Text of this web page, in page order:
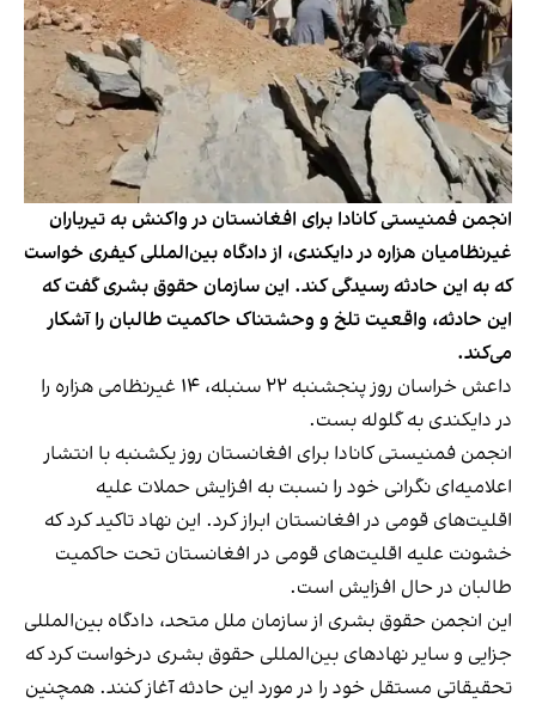
انجمن فمنیستی کانادا برای افغانستان در واکنش به تیرباران
غیرنظامیان هزاره در دایکندی، از دادگاه بین‌المللی کیفری خواست
که به این حادثه رسیدگی کند. این سازمان حقوق بشری گفت که
این حادثه، واقعیت تلخ و وحشتناک حاکمیت طالبان را آشکار
می‌کند.
داعش خراسان روز پنجشنبه ۲۲ سنبله، ۱۴ غیرنظامی هزاره را
در دایکندی به گلوله بست.
انجمن فمنیستی کانادا برای افغانستان روز یکشنبه با انتشار
اعلامیه‌ای نگرانی خود را نسبت به افزایش حملات علیه
اقلیت‌های قومی در افغانستان ابراز کرد. این نهاد تاکید کرد که
خشونت علیه اقلیت‌های قومی در افغانستان تحت حاکمیت
طالبان در حال افزایش است.
این انجمن حقوق بشری از سازمان ملل متحد، دادگاه بین‌المللی
جزایی و سایر نهادهای بین‌المللی حقوق بشری درخواست کرد که
تحقیقاتی مستقل خود را در مورد این حادثه آغاز کنند. همچنین